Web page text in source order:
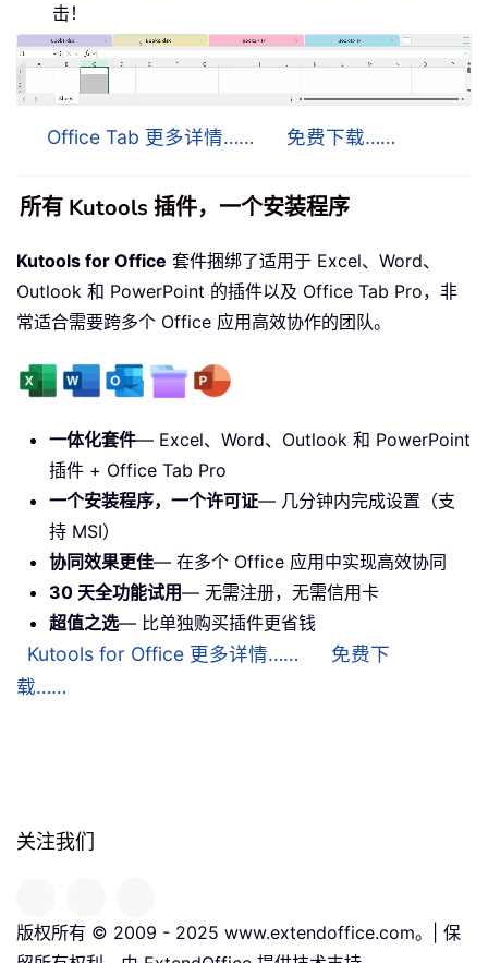
击！
Office Tab 更多详情…… 免费下载……
所有 Kutools 插件，一个安装程序
Kutools for Office 套件捆绑了适用于 Excel、Word、
Outlook 和 PowerPoint 的插件以及 Office Tab Pro，非
常适合需要跨多个 Office 应用高效协作的团队。
一体化套件— Excel、Word、Outlook 和 PowerPoint
插件 + Office Tab Pro
一个安装程序，一个许可证— 几分钟内完成设置（支
持 MSI）
协同效果更佳— 在多个 Office 应用中实现高效协同
30 天全功能试用— 无需注册，无需信用卡
超值之选— 比单独购买插件更省钱
Kutools for Office 更多详情……
免费下
载……
关注我们
版权所有 © 2009 - 2025 www.extendoffice.com。| 保